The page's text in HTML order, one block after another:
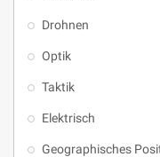
Drohnen
Optik
Taktik
Elektrisch
Geographisches